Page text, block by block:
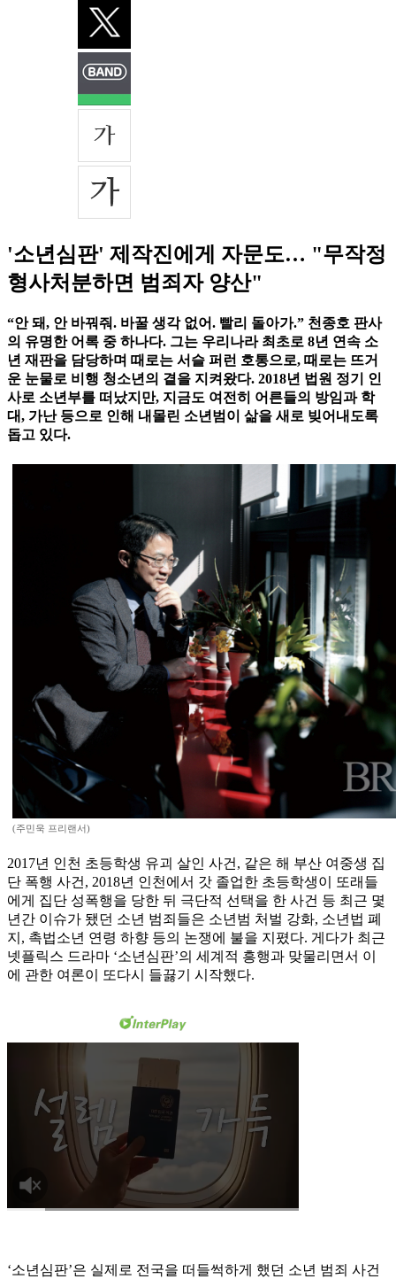
'소년심판' 제작진에게 자문도… "무작정
형사처분하면 범죄자 양산"
“안 돼, 안 바꿔줘. 바꿀 생각 없어. 빨리 돌아가.” 천종호 판사
의 유명한 어록 중 하나다. 그는 우리나라 최초로 8년 연속 소
년 재판을 담당하며 때로는 서슬 퍼런 호통으로, 때로는 뜨거
운 눈물로 비행 청소년의 곁을 지켜왔다. 2018년 법원 정기 인
사로 소년부를 떠났지만, 지금도 여전히 어른들의 방임과 학
대, 가난 등으로 인해 내몰린 소년범이 삶을 새로 빚어내도록
돕고 있다.
(주민욱 프리랜서)
2017년 인천 초등학생 유괴 살인 사건, 같은 해 부산 여중생 집
단 폭행 사건, 2018년 인천에서 갓 졸업한 초등학생이 또래들
에게 집단 성폭행을 당한 뒤 극단적 선택을 한 사건 등 최근 몇
년간 이슈가 됐던 소년 범죄들은 소년범 처벌 강화, 소년법 폐
지, 촉법소년 연령 하향 등의 논쟁에 불을 지폈다. 게다가 최근
넷플릭스 드라마 ‘소년심판’의 세계적 흥행과 맞물리면서 이
에 관한 여론이 또다시 들끓기 시작했다.
‘소년심판’은 실제로 전국을 떠들썩하게 했던 소년 범죄 사건